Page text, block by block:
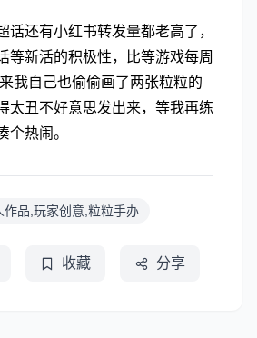
话还有小红书转发量都老高了，
等新活的积极性，比等游戏每周
我自己也偷偷画了两张粒粒的
太丑不好意思发出来，等我再练
个热闹。
作品,玩家创意,粒粒手办
收藏 分享